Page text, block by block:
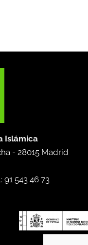
Islámica
- 28015 Madrid
91 543 46 73